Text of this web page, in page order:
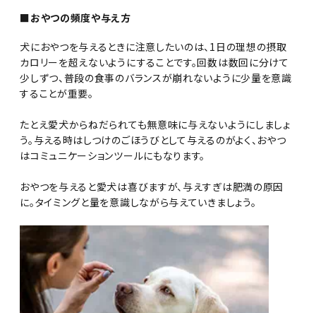
■おやつの頻度や与え方
犬におやつを与えるときに注意したいのは、1日の理想の摂取
カロリーを超えないようにすることです。回数は数回に分けて
少しずつ、普段の食事のバランスが崩れないように少量を意識
することが重要。
たとえ愛犬からねだられても無意味に与えないようにしましょ
う。与える時はしつけのごほうびとして与えるのがよく、おやつ
はコミュニケーションツールにもなります。
おやつを与えると愛犬は喜びますが、与えすぎは肥満の原因
に。タイミングと量を意識しながら与えていきましょう。